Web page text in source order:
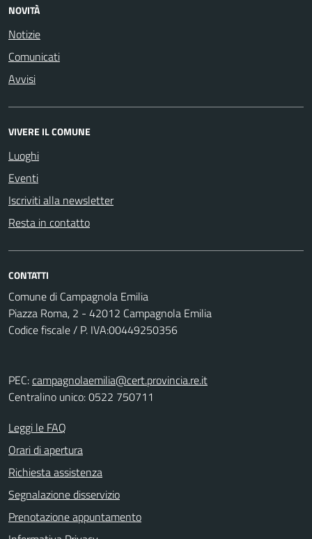
NOVITÀ
Notizie
Comunicati
Avvisi
VIVERE IL COMUNE
Luoghi
Eventi
Iscriviti alla newsletter
Resta in contatto
CONTATTI
Comune di Campagnola Emilia
Piazza Roma, 2 - 42012 Campagnola Emilia
Codice fiscale / P. IVA:00449250356
PEC:campagnolaemilia@cert.provincia.re.it
Centralino unico: 0522 750711
Leggi le FAQ
Orari di apertura
Richiesta assistenza
Segnalazione disservizio
Prenotazione appuntamento